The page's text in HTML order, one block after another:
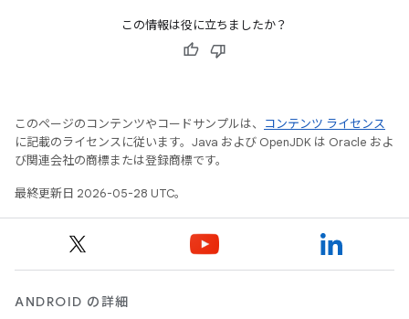
この情報は役に立ちましたか？
このページのコンテンツやコードサンプルは、
コンテンツ ライセンス
に記載のライセンスに従います。Java および OpenJDK は Oracle およ
び関連会社の商標または登録商標です。
最終更新日 2026-05-28 UTC。
ANDROID の詳細